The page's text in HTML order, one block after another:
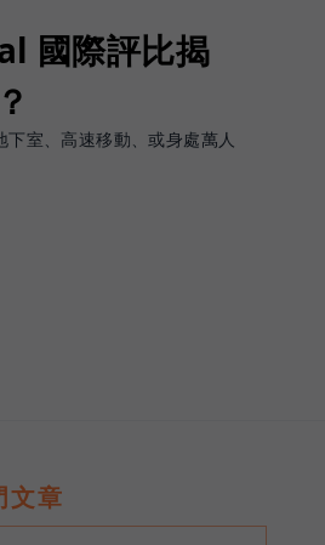
國際評比揭
室、高速移動、或身處萬人
文章